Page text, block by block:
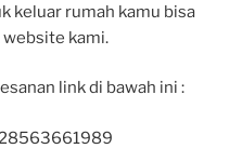
keluar rumah kamu bisa
kami.
link di bawah ini :